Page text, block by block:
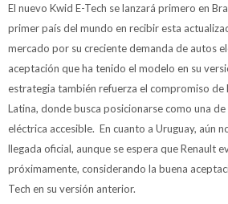
El nuevo Kwid E-Tech se lanzará primero en
primer país del mundo en recibir esta
mercado por su creciente demanda de autos
aceptación que ha tenido el modelo en su
estrategia también refuerza el compromiso de
Latina, donde busca posicionarse como una
eléctrica accesible. En cuanto a Uruguay, aún
llegada oficial, aunque se espera que Renault
próximamente, considerando la buena
Tech en su versión anterior.